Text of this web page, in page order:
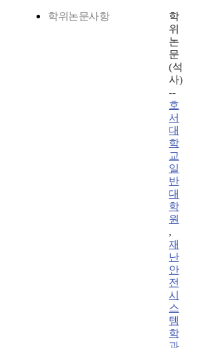
학위논문사항
학
위
논
문
(석
사)
--
호
서
대
학
교
일
반
대
학
원
,
재
난
안
전
시
스
템
학